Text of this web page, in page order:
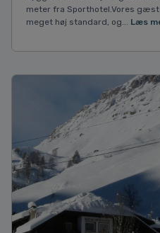
meter fra Sporthotel.Vores
meget høj standard, og... Læs